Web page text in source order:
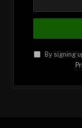
By signing